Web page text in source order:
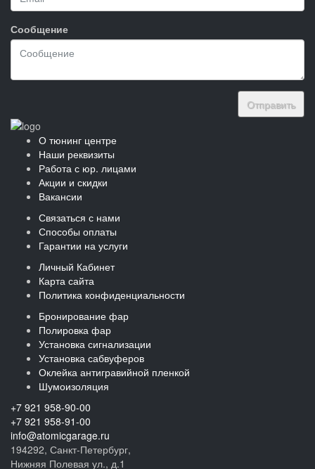
Сообщение
Отправить
О тюнинг центре
Наши реквизиты
Работа с юр. лицами
Акции и скидки
Вакансии
Связаться с нами
Способы оплаты
Гарантии на услуги
Личный Кабинет
Карта сайта
Политика конфиденциальности
Бронирование фар
Полировка фар
Установка сигнализации
Установка сабвуферов
Оклейка антигравийной пленкой
Шумоизоляция
+7 921 958-90-00
+7 921 958-91-00
info@atomicgarage.ru
194292, Санкт-Петербург,
Нижняя Полевая ул., д.1